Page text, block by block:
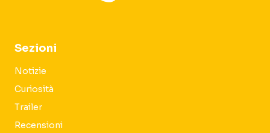
Sezioni
Notizie
Curiosità
Trailer
Recensioni